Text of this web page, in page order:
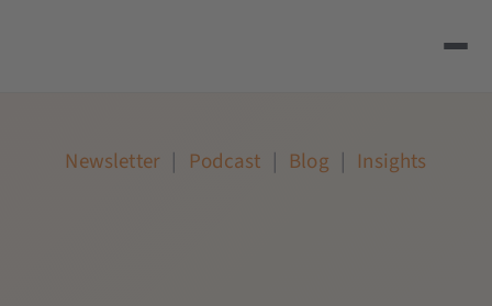
Newsletter | Podcast | Blog | Insights